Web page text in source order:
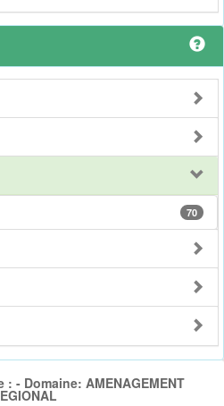
70
- Domaine: AMENAGEMENT